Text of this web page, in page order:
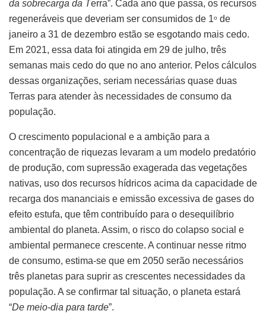
da sobrecarga da Terra”. Cada ano que passa, os recursos
regeneráveis que deveriam ser consumidos de 1o de
janeiro a 31 de dezembro estão se esgotando mais cedo.
Em 2021, essa data foi atingida em 29 de julho, três
semanas mais cedo do que no ano anterior. Pelos cálculos
dessas organizações, seriam necessárias quase duas
Terras para atender às necessidades de consumo da
população.
O crescimento populacional e a ambição para a
concentração de riquezas levaram a um modelo predatório
de produção, com supressão exagerada das vegetações
nativas, uso dos recursos hídricos acima da capacidade de
recarga dos mananciais e emissão excessiva de gases do
efeito estufa, que têm contribuído para o desequilíbrio
ambiental do planeta. Assim, o risco do colapso social e
ambiental permanece crescente. A continuar nesse ritmo
de consumo, estima-se que em 2050 serão necessários
três planetas para suprir as crescentes necessidades da
população. A se confirmar tal situação, o planeta estará
“De meio-dia para tarde”.